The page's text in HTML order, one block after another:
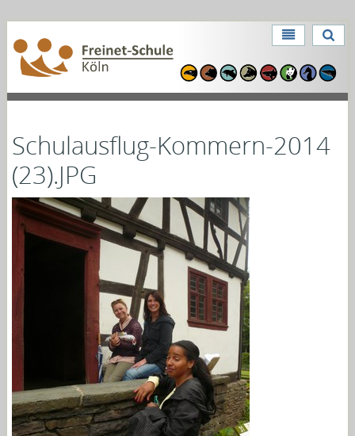
Direkt
Benutzerspezifische
Schulausflug-Kommern-2014
(23).JPG